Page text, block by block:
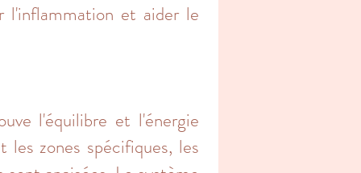
l'inflammation et aider le
l'équilibre et l'énergie
zones spécifiques, les